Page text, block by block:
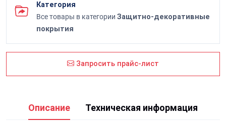
Категория
Все товары в категории Защитно-декоративные
покрытия
Запросить прайс-лист
Описание Техническая информация